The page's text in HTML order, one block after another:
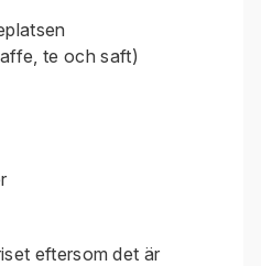
te och saft)
eftersom det är